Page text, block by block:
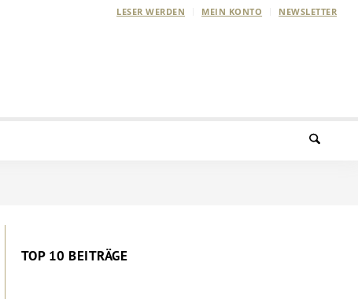
LESER WERDEN MEIN KONTO NEWSLETTER
TOP 10 BEITRÄGE